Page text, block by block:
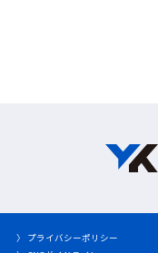
〉 プライバシーポリシー